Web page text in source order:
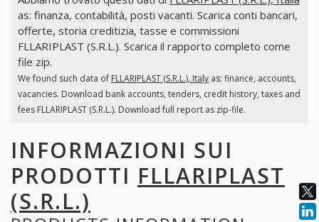
as: finanza, contabilità, posti vacanti. Scarica conti bancari,
offerte, storia creditizia, tasse e commissioni
FLLARIPLAST (S.R.L.). Scarica il rapporto completo come
file zip.
We found such data of FLLARIPLAST (S.R.L.), Italyas: finance, accounts,
vacancies. Download bank accounts, tenders, credit history, taxes and
fees FLLARIPLAST (S.R.L.). Download full report as zip-file.
INFORMAZIONI SUI
PRODOTTI FLLARIPLAST
(S.R.L.)